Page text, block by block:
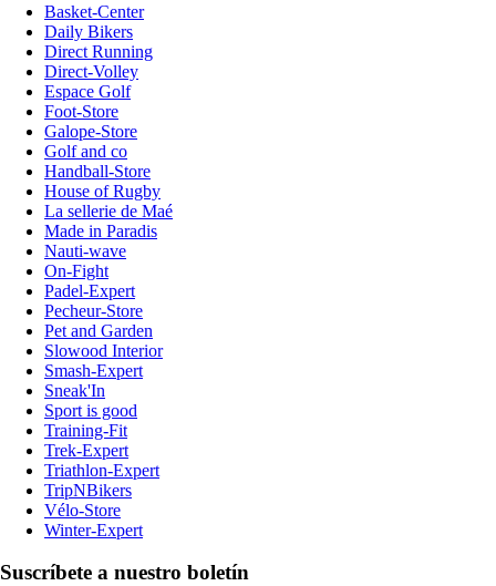
Basket-Center
Daily Bikers
Direct Running
Direct-Volley
Espace Golf
Foot-Store
Galope-Store
Golf and co
Handball-Store
House of Rugby
La sellerie de Maé
Made in Paradis
Nauti-wave
On-Fight
Padel-Expert
Pecheur-Store
Pet and Garden
Slowood Interior
Smash-Expert
Sneak'In
Sport is good
Training-Fit
Trek-Expert
Triathlon-Expert
TripNBikers
Vélo-Store
Winter-Expert
Suscríbete a nuestro boletín